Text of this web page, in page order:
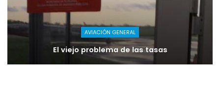
AVIACIÓN GENERAL
El viejo problema de las tasas